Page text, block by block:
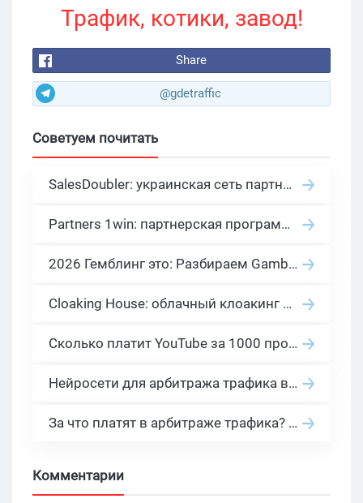
Трафик, котики, завод!
Share
@gdetraffic
Советуем почитать
SalesDoubler: украинская сеть партнерских программ с оплатой за действие
Partners 1win: партнерская программа казино в нише гемблинг арбитраж
2026 Гемблинг это: Разбираем Gambling вертикаль, и все что связано с гемблинг и беттинг офферами
Cloaking House: облачный клоакинг для фильтрации ботов FB и Google Ads — гайд PHP-интеграции 2026
Сколько платит YouTube за 1000 просмотров в 2026: реальные цифры от 0.5 до 36 USD по ГЕО
Нейросети для арбитража трафика в 2026: инструменты, кейсы и AI-медиабайеры
За что платят в арбитраже трафика? 30 моделей оплаты в бурж и СНГ партнерках
Комментарии